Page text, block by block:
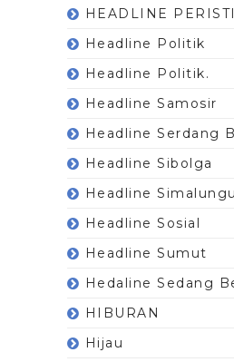
HEADLINE
Headline Politik
Headline Politik.
Headline Samosir
Headline Serdang
Headline Sibolga
Headline
Headline Sosial
Headline Sumut
Hedaline Sedang
HIBURAN
Hijau